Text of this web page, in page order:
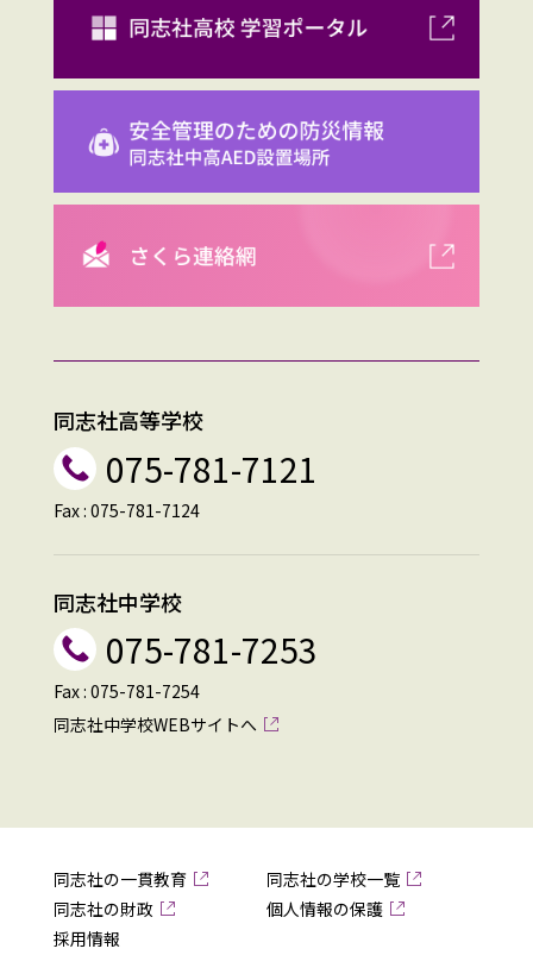
同志社高等学校
075-781-7121
Fax : 075-781-7124
同志社中学校
075-781-7253
Fax : 075-781-7254
同志社中学校WEBサイトへ
同志社の一貫教育
同志社の学校一覧
同志社の財政
個人情報の保護
採用情報